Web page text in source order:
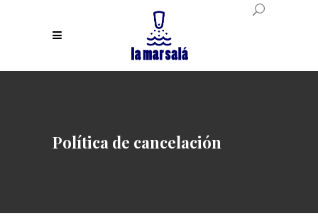
Política de cancelación